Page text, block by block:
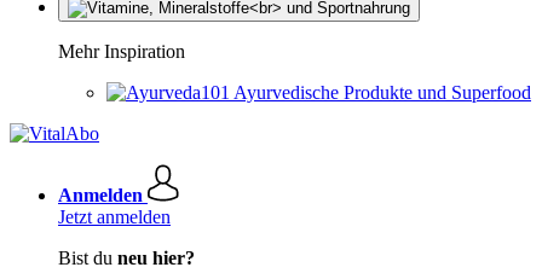
Mehr Inspiration
Ayurvedische Produkte und Superfood
Anmelden
Jetzt anmelden
Bist du neu hier?